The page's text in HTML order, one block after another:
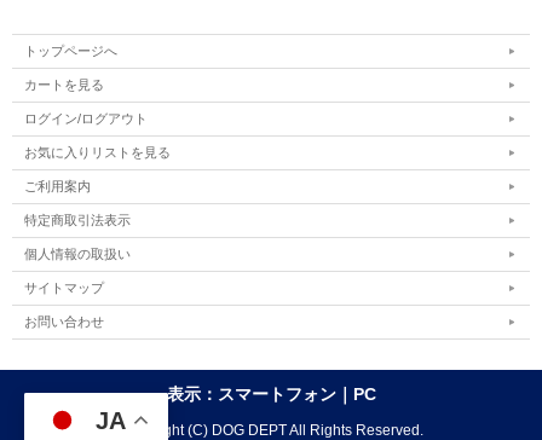
JA
トップページへ
カートを見る
ログイン/ログアウト
お気に入りリストを見る
ご利用案内
特定商取引法表示
個人情報の取扱い
サイトマップ
お問い合わせ
表示：スマートフォン｜ PC
Copyright (C) DOG DEPT All Rights Reserved.